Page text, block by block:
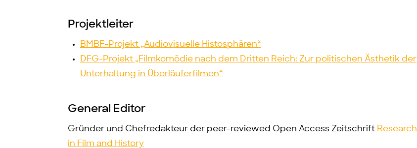
Projektleiter
BMBF-Projekt „Audiovisuelle Histosphären“
DFG-Projekt „Filmkomödie nach dem Dritten Reich: Zur politischen Ästhetik der
Unterhaltung in Überläuferfilmen“
General Editor
Gründer und Chefredakteur der peer-reviewed Open Access Zeitschrift Research
in Film and History